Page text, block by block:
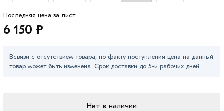
Последняя цена за лист
6 150 ₽
Всвязи с отсутствием товара, по факту поступления цена на данный
товар может быть изменена. Срок доставки до 5-и рабочих дней.
Нет в наличии